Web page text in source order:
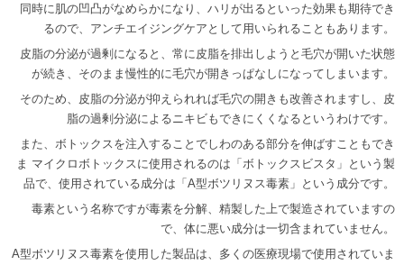
同時に肌の凹凸がなめらかになり、ハリが出るといった効果も期待でき
るので、アンチエイジングケアとして用いられることもあります。
皮脂の分泌が過剰になると、常に皮脂を排出しようと毛穴が開いた状態
が続き、そのまま慢性的に毛穴が開きっぱなしになってしまいます。
そのため、皮脂の分泌が抑えられれば毛穴の開きも改善されますし、皮
脂の過剰分泌によるニキビもできにくくなるというわけです。
また、ボトックスを注入することでしわのある部分を伸ばすこともでき
ま マイクロボトックスに使用されるのは「ボトックスビスタ」という製
品で、使用されている成分は「A型ボツリヌス毒素」という成分です。
毒素という名称ですが毒素を分解、精製した上で製造されていますの
で、体に悪い成分は一切含まれていません。
A型ボツリヌス毒素を使用した製品は、多くの医療現場で使用されていま